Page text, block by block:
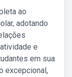
ao
adotando
e
em sua
excepcional,